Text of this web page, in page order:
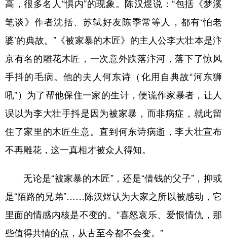
高，很多名人“惧内”的现象。陈汉煜说：“包括《梦溪
笔谈》作者沈括、苏轼好友陈季常等人，都有‘怕老
婆’的典故。”《被家暴的木匠》的主人公李大壮本是汴
京有名的雕花木匠，一次意外跌落汴河，落下了惊风
手抖的毛病。他的夫人何东诗（化用自典故“河东狮
吼”）为了帮他保住一家的生计，便谎作家暴者，让人
误以为李大壮手抖是因为被家暴，而非病症，就此留
住了家里的木匠生意。直到何东诗病逝，李大壮宣布
不再雕花，这一真相才被众人得知。
无论是“被家暴的木匠”，还是“借钱的父子”，抑或
是“陌路的兄弟”……陈汉煜认为大家之所以被感动，它
里面的情感内核是不变的。“喜怒哀乐、爱恨情仇，那
些值得共情的点，从古至今都不会变。”